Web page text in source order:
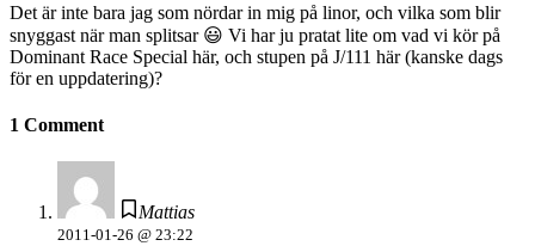
Det är inte bara jag som nördar in mig på linor, och vilka som blir
snyggast när man splitsar 😃 Vi har ju pratat lite om vad vi kör på
Dominant Race Special här, och stupen på J/111 här (kanske dags
för en uppdatering)?
1 Comment
Mattias
2011-01-26 @ 23:22